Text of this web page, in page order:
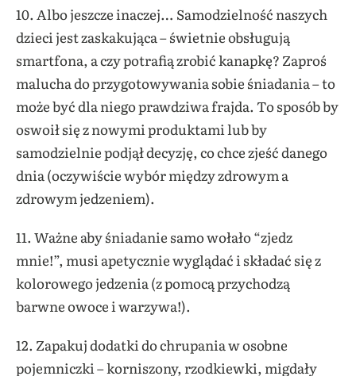
10. Albo jeszcze inaczej… Samodzielność naszych
dzieci jest zaskakująca – świetnie obsługują
smartfona, a czy potrafią zrobić kanapkę? Zaproś
malucha do przygotowywania sobie śniadania – to
może być dla niego prawdziwa frajda. To sposób by
oswoił się z nowymi produktami lub by
samodzielnie podjął decyzję, co chce zjeść danego
dnia (oczywiście wybór między zdrowym a
zdrowym jedzeniem).
11. Ważne aby śniadanie samo wołało “zjedz
mnie!”, musi apetycznie wyglądać i składać się z
kolorowego jedzenia (z pomocą przychodzą
barwne owoce i warzywa!).
12. Zapakuj dodatki do chrupania w osobne
pojemniczki – korniszony, rzodkiewki, migdały